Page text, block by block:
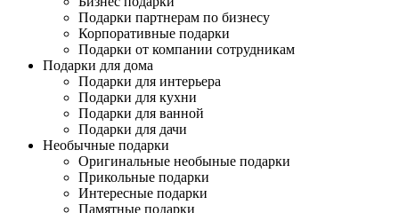
Подарки партнерам по бизнесу
Корпоративные подарки
Подарки от компании сотрудникам
Подарки для дома
Подарки для интерьера
Подарки для кухни
Подарки для ванной
Подарки для дачи
Необычные подарки
Оригинальные необыные подарки
Прикольные подарки
Интересные подарки
Памятные подарки